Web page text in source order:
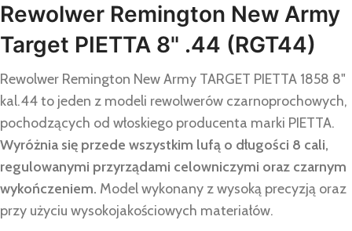
Rewolwer Remington New Army
Target PIETTA 8" .44 (RGT44)
Rewolwer Remington New Army TARGET PIETTA 1858 8"
kal.44 to jeden z modeli rewolwerów czarnoprochowych,
pochodzących od włoskiego producenta marki PIETTA.
Wyróżnia się przede wszystkim lufą o długości 8 cali,
regulowanymi przyrządami celowniczymi oraz czarnym
wykończeniem. Model wykonany z wysoką precyzją oraz
przy użyciu wysokojakościowych materiałów.